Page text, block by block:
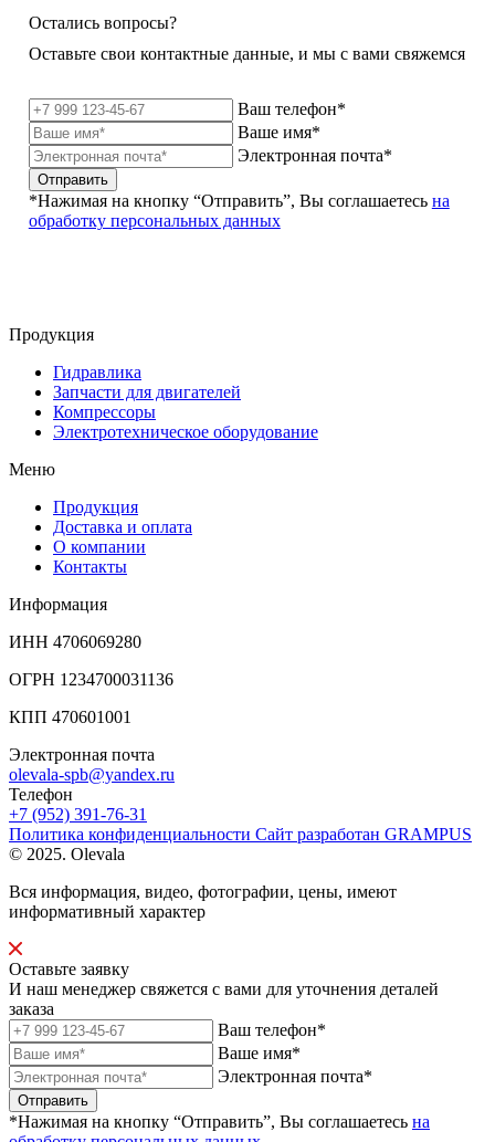
Остались вопросы?
Оставьте свои контактные данные, и мы с вами свяжемся
Ваш телефон*
Ваше имя*
Электронная почта*
Отправить
*Нажимая на кнопку “Отправить”, Вы соглашаетесь на
обработку персональных данных
Продукция
Гидравлика
Запчасти для двигателей
Компрессоры
Электротехническое оборудование
Меню
Продукция
Доставка и оплата
О компании
Контакты
Информация
ИНН 4706069280
ОГРН 1234700031136
КПП 470601001
Электронная почта
olevala-spb@yandex.ru
Телефон
+7 (952) 391-76-31
Политика конфиденциальности Сайт разработан GRAMPUS
© 2025. Olevala
Вся информация, видео, фотографии, цены, имеют
информативный характер
Оставьте заявку
И наш менеджер свяжется с вами для уточнения деталей
заказа
Ваш телефон*
Ваше имя*
Электронная почта*
Отправить
*Нажимая на кнопку “Отправить”, Вы соглашаетесь на